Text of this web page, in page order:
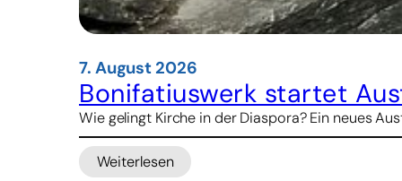
7. August 2026
Bonifatiuswerk startet
Wie gelingt Kirche in der Diaspora? Ein neues
Weiterlesen
: